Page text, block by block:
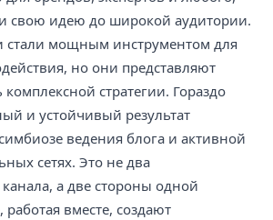
свою идею до широкой аудитории.
стали мощным инструментом для
но они представляют
стратегии. Гораздо
и устойчивый результат
ведения блога и активной
сетях. Это не два
а две стороны одной
вместе, создают